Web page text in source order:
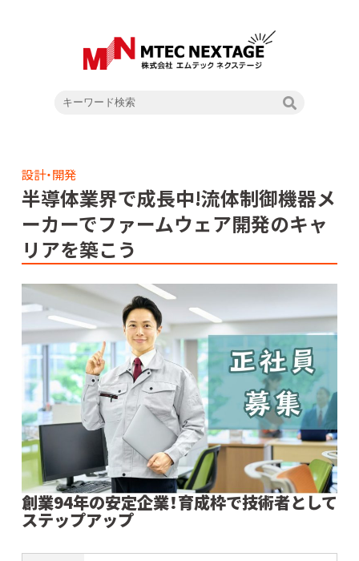
設計・開発
半導体業界で成長中!流体制御機器メ
ーカーでファームウェア開発のキャ
リアを築こう
創業94年の安定企業！育成枠で技術者として
ステップアップ